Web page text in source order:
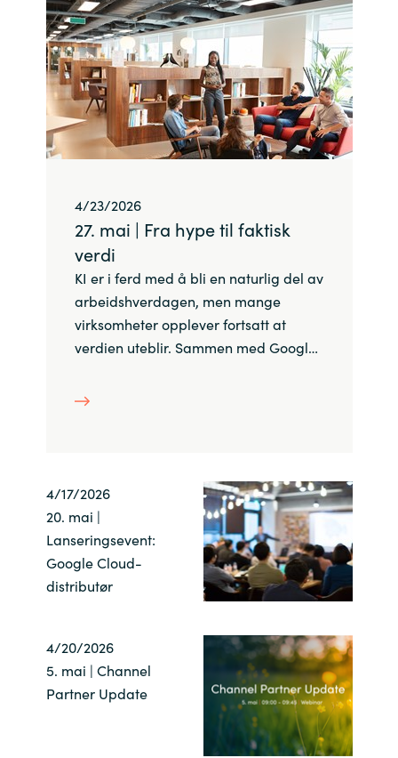
Bulgaria
Czechia
Denmark
Estonia
Germany
Hungary
Indonesia
Kingdom of Saudi Arabia
Kuwait
Malaysia
Channel partner
Kontakt oss
4/23/2026
27. mai | Fra hype til faktisk
verdi
KI er i ferd med å bli en naturlig del av
arbeidshverdagen, men mange
virksomheter opplever fortsatt at
verdien uteblir. Sammen med Googl…
4/17/2026
20. mai |
Lanseringsevent:
Google Cloud-
distributør
4/20/2026
5. mai | Channel
Partner Update